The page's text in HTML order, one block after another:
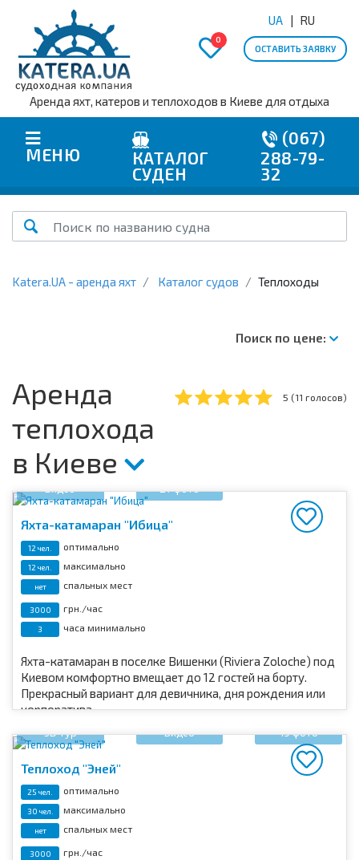
0
UA RU
ОСТАВИТЬ ЗАЯВКУ
Аренда яхт, катеров и теплоходов в Киеве для отдыха
МЕНЮ
КАТАЛОГ
СУДЕН
(067)
288-79-
32
Katera.UA - аренда яхт Каталог судов Теплоходы
Поиск по цене:
5 (11 голосов)
Аренда
теплохода
в Киеве
Видео 27 фото
Яхта-катамаран "Ибица"
12 чел. оптимально
12 чел. максимально
нет спальных мест
3000 грн./час
3 часа минимально
Яхта-катамаран в поселке Вишенки (Riviera Zoloche) под
Киевом комфортно вмещает до 12 гостей на борту.
Прекрасный вариант для девичника, дня рождения или
корпоратива.
3D тур Видео 19 фото
Теплоход "Эней"
25 чел. оптимально
30 чел. максимально
нет спальных мест
3000 грн./час